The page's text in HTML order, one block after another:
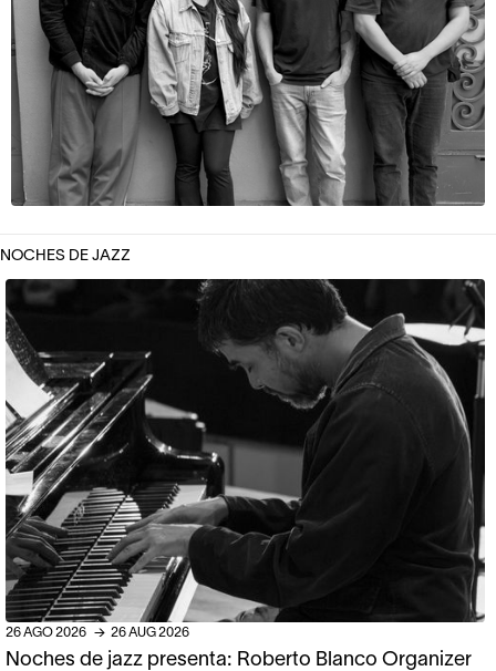
NOCHES DE JAZZ
26AGO2026 → 26AUG2026
Noches de jazz presenta: Roberto Blanco Organizer